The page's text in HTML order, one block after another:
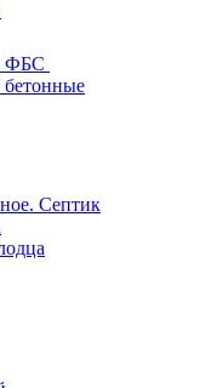
ФБС
Септик